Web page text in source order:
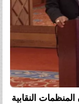
النقابية